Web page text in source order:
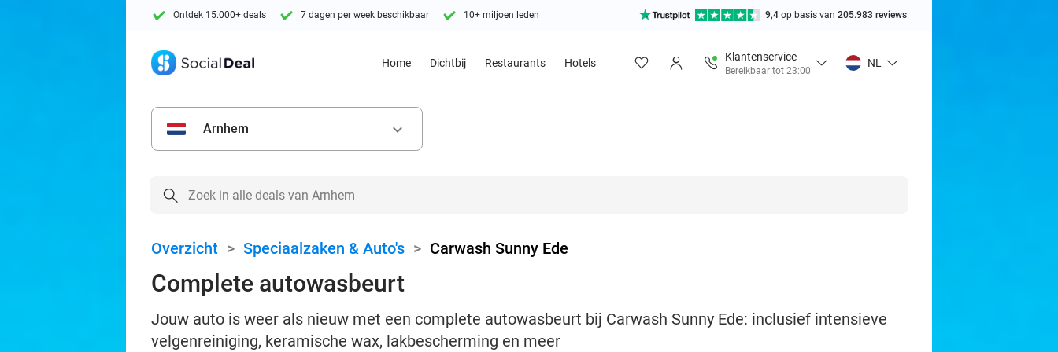
Ontdek 15.000+ deals 7 dagen per week beschikbaar 10+ miljoen leden 9,4 op basis van 205.983 reviews
Home Dichtbij Restaurants Hotels
Klantenservice
Bereikbaar tot 23:00
NL
Arnhem keyboard_arrow_down
Overzicht > Speciaalzaken & Auto's > Carwash Sunny Ede
Complete autowasbeurt
Jouw auto is weer als nieuw met een complete autowasbeurt bij Carwash Sunny Ede: inclusief intensieve
velgenreiniging, keramische wax, lakbescherming en meer